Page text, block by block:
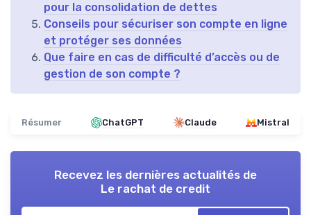
pour la consolidation de dettes
Conseils pour sécuriser son compte en ligne
et protéger ses données
Que faire en cas de difficulté d’accès ou de
gestion de son compte ?
Résumer ChatGPT Claude Mistral
Recevez les dernières actualités de
Le rachat de credit